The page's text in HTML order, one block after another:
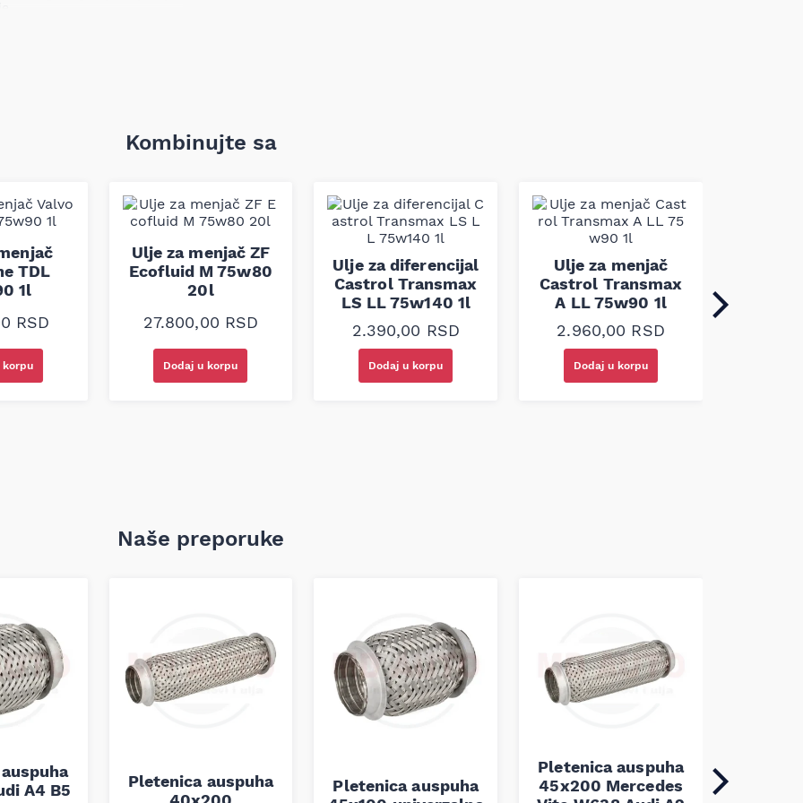
visok nivo zaštite
(ASTM D445)
s (ASTM D445)
mPa.s (ASTM D2983)
za ručne menjače,
Kombinujte sa
TDL
1l
RSD
korpu
Ulje za menjač ZF
Ecofluid M 75w80
20l
27.800,00 RSD
Dodaj u korpu
Ulje za diferencijal
Castrol Transmax
LS LL 75w140 1l
2.390,00 RSD
Dodaj u korpu
Ulje za menjač
Castrol Transmax
A LL 75w90 1l
2.960,00 RSD
Dodaj u korpu
Naše preporuke
A4 B5
Pletenica auspuha
Pletenica auspuha
Pletenica auspuha
45x200 Mercedes